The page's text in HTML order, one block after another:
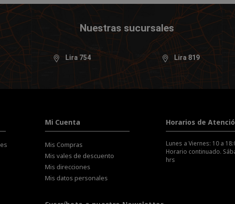
Nuestras sucursales
Lira 754 Lira 819
Mi Cuenta
Mis Compras
Mis vales de descuento
Mis direcciones
Mis datos personales
Horarios de
Lunes a Viernes: 10 a
Horario continuado.
hrs